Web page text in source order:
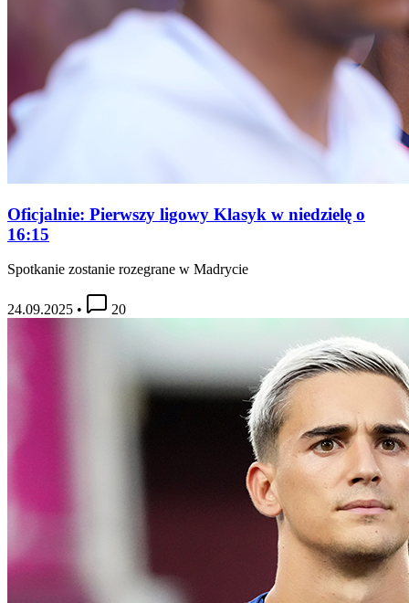
Oficjalnie: Pierwszy ligowy Klasyk w niedzielę o
16:15
Spotkanie zostanie rozegrane w Madrycie
24.09.2025 • 20